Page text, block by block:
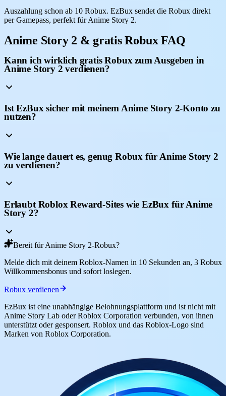
Auszahlung schon ab 10 Robux. EzBux sendet die Robux direkt
per Gamepass, perfekt für Anime Story 2.
Anime Story 2 & gratis Robux FAQ
Kann ich wirklich gratis Robux zum Ausgeben in
Anime Story 2 verdienen?
Ist EzBux sicher mit meinem Anime Story 2-Konto zu
nutzen?
Wie lange dauert es, genug Robux für Anime Story 2
zu verdienen?
Erlaubt Roblox Reward-Sites wie EzBux für Anime
Story 2?
Bereit für Anime Story 2-Robux?
Melde dich mit deinem Roblox-Namen in 10 Sekunden an, 3 Robux
Willkommensbonus und sofort loslegen.
Robux verdienen
EzBux ist eine unabhängige Belohnungsplattform und ist nicht mit
Anime Story Lab oder Roblox Corporation verbunden, von ihnen
unterstützt oder gesponsert. Roblox und das Roblox-Logo sind
Marken von Roblox Corporation.